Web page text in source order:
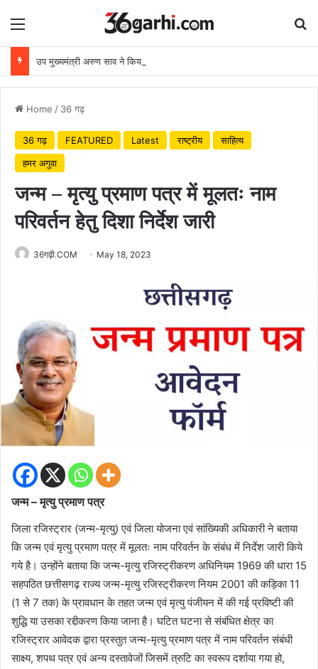
Menu
Home / 36 गढ़
36 गढ़ FEATURED Latest राष्ट्रीय
साहित्य
हमर अगुवा
जन्म – मृत्यु प्रमाण पत्र में मूलतः नाम
परिवर्तन हेतु दिशा निर्देश जारी
36गढ़ी.COM May 18, 2023
जन्म – मृत्यु प्रमाण पत्र
जिला रजिस्ट्रार (जन्म-मृत्यु) एवं जिला योजना एवं सांख्यिकी अधिकारी ने बताया
कि जन्म एवं मृत्यु प्रमाण पत्र में मूलतः नाम परिवर्तन के संबंध में निर्देश जारी किये
गये है। उन्होंने बताया कि जन्म-मृत्यु रजिस्ट्रीकरण अधिनियम 1969 की धारा 15
सहपठित छत्तीसगढ़ राज्य जन्म-मृत्यु रजिस्ट्रीकरण नियम 2001 की कड़िका 11
(1 से 7 तक) के प्रावधान के तहत जन्म एवं मृत्यु पंजीयन में की गई प्रविष्टी की
शुद्धि या उसका रद्दीकरण किया जाना है। घटित घटना से संबंधित क्षेत्र का
रजिस्ट्रार आवेदक द्वारा प्रस्तुत जन्म-मृत्यु प्रमाण पत्र में नाम परिवर्तन संबंधी
साक्ष्य, शपथ पत्र एवं अन्य दस्तावेजों जिसमें त्रुटि का स्वरूप दर्शाया गया हो,